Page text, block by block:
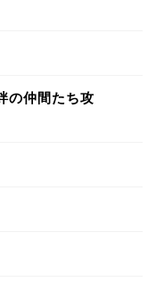
の仲間たち攻